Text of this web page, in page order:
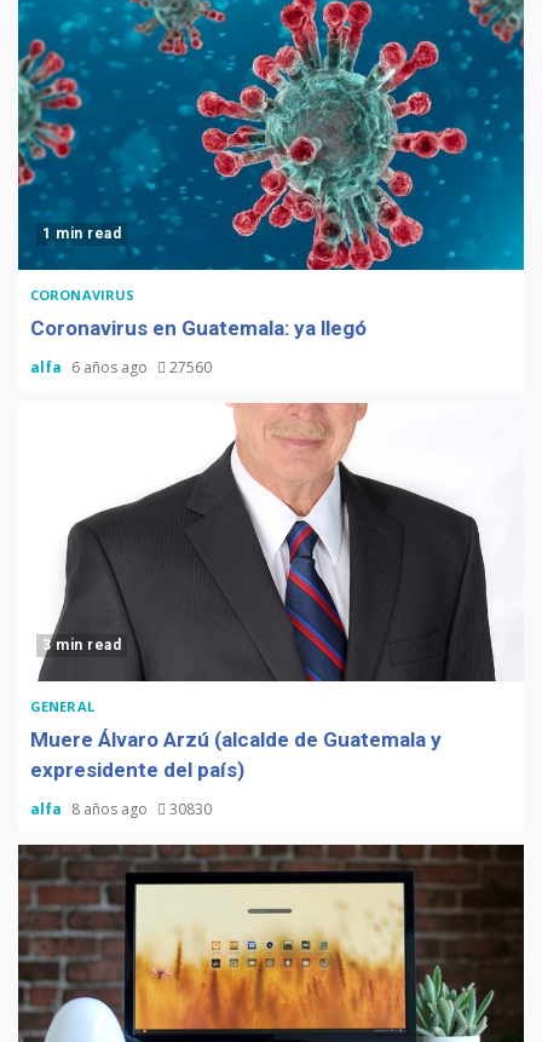
1 min read
CORONAVIRUS
Coronavirus en Guatemala: ya llegó
alfa 6 años ago 27560
3 min read
GENERAL
Muere Álvaro Arzú (alcalde de Guatemala y
expresidente del país)
alfa 8 años ago 30830